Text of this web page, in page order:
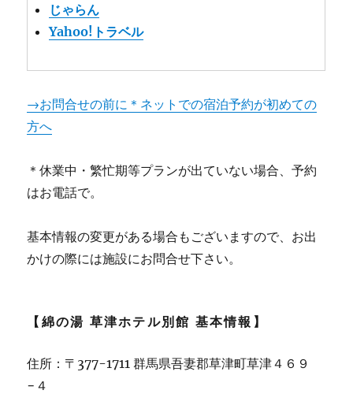
じゃらん
Yahoo!トラベル
→お問合せの前に＊ネットでの宿泊予約が初めての
方へ
＊休業中・繁忙期等プランが出ていない場合、予約
はお電話で。
基本情報の変更がある場合もございますので、お出
かけの際には施設にお問合せ下さい。
【綿の湯 草津ホテル別館 基本情報】
住所：〒377-1711 群馬県吾妻郡草津町草津４６９
−４